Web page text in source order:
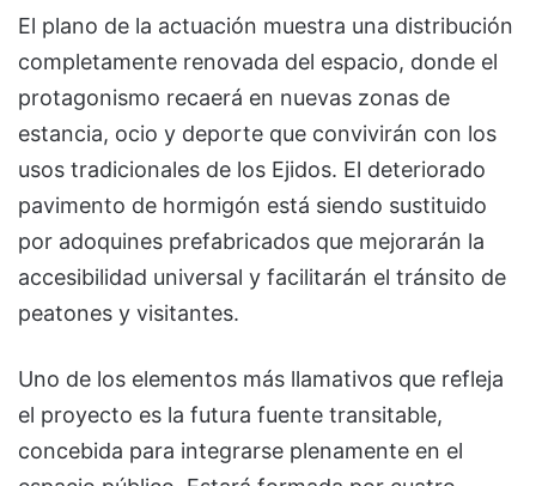
El plano de la actuación muestra una distribución
completamente renovada del espacio, donde el
protagonismo recaerá en nuevas zonas de
estancia, ocio y deporte que convivirán con los
usos tradicionales de los Ejidos. El deteriorado
pavimento de hormigón está siendo sustituido
por adoquines prefabricados que mejorarán la
accesibilidad universal y facilitarán el tránsito de
peatones y visitantes.
Uno de los elementos más llamativos que refleja
el proyecto es la futura fuente transitable,
concebida para integrarse plenamente en el